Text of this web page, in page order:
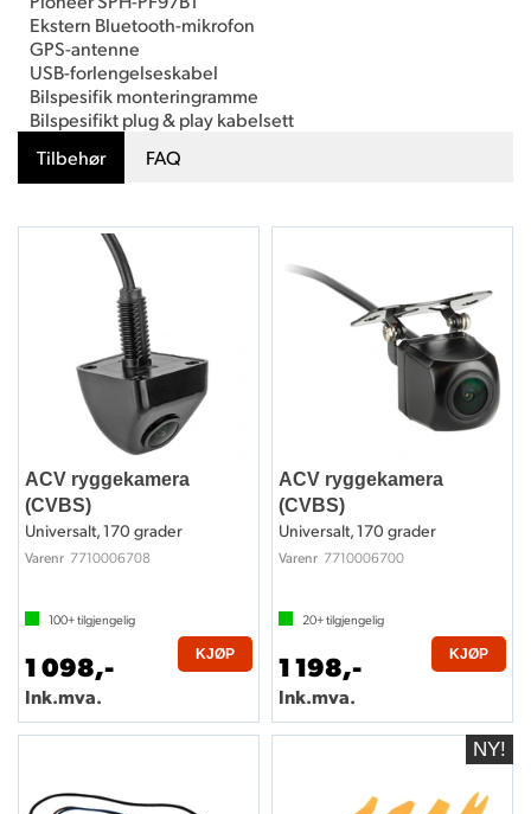
Ekstern Bluetooth-mikrofon
GPS-antenne
USB-forlengelseskabel
Bilspesifik monteringramme
Bilspesifikt plug & play kabelsett
Tilbehør
FAQ
ACV ryggekamera
(CVBS)
Universalt, 170 grader
Varenr 7710006708
100+tilgjengelig
1 098,-
Ink.mva.
KJØP
ACV ryggekamera
(CVBS)
Universalt, 170 grader
Varenr 7710006700
20+tilgjengelig
1 198,-
Ink.mva.
KJØP